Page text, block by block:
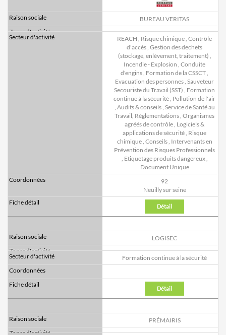
BUREAU VERITAS
REACH Risque chimique Contrôle
d'accés Gestion des dechets
(stockage, enlèvement, traitement)
Incendie - Explosion Conduite
d'engins Formation de la CSSCT
Evacuation des personnes Sauveteur
Secouriste du Travail (SST) Formation
continue à la sécurité Pollution de l'air
Audits & conseils, Service de Santé au
Travail, Réglementations Organismes
agréés de contrôle Logiciels &
applications de sécurité Risque
chimique, Conseils, Intervenants en
Prévention des Risques Professionnels
Etiquetage produits dangereux
Document Unique
92
Neuilly sur seine
Détail
LOGISEC
Formation continue à la sécurité
Détail
PRÉMAIRIS